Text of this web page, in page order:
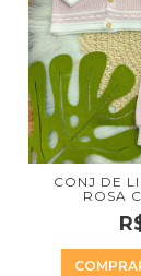
CONJ DE
ROSA